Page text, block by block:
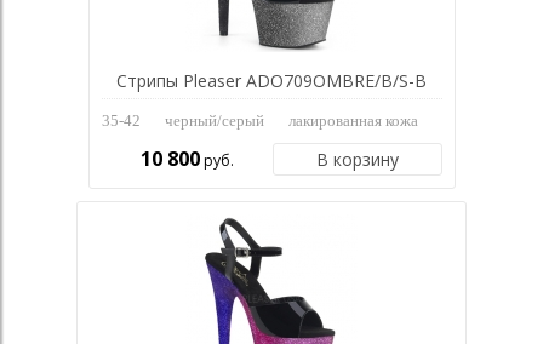
Стрипы Pleaser ADO709OMBRE/B/S-B
35-42 черный/серый лакированная кожа
10 800руб. В корзину